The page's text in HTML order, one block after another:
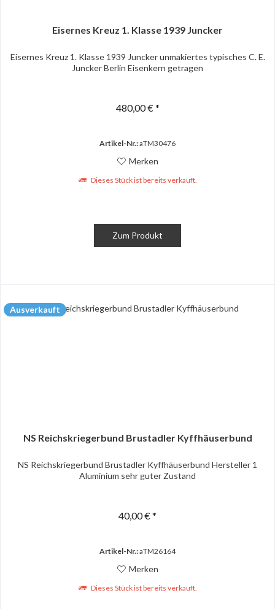
Eisernes Kreuz 1. Klasse 1939 Juncker
Eisernes Kreuz 1. Klasse 1939 Juncker unmakiertes typisches C. E.
Juncker Berlin Eisenkern getragen
480,00 € *
Artikel-Nr.:aTM30476
Merken
Dieses Stück ist bereits verkauft.
Zum Produkt
Ausverkauft
NS Reichskriegerbund Brustadler Kyffhäuserbund
NS Reichskriegerbund Brustadler Kyffhäuserbund Hersteller 1
Aluminium sehr guter Zustand
40,00 € *
Artikel-Nr.:aTM26164
Merken
Dieses Stück ist bereits verkauft.